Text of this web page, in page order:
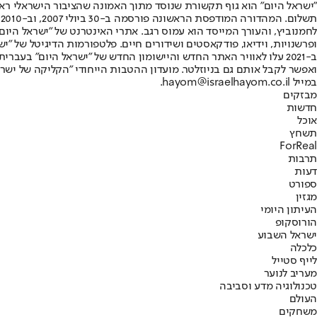
"ישראל היום" הוא גוף תקשורת שנוסד מתוך האמונה שהציבור הישראלי
ופרשנויות, וידיאו, פודקאסטים ושידורים חיים. פלטפורמות הדיגיטל של
ב-2021 עלו לאוויר האתר החדש והיישומון החדש של "ישראל
ואפשר לקבל אותם גם בניוזלטר. מועדון ההטבות הייחודי "הקליקה של
במייל hayom@israelhayom.co.il.
מבזקים
חדשות
אוכל
תשחץ
ForReal
תרבות
דעות
ספורט
מגזין
העיתון היומי
הורוסקופ
ישראל השבוע
כלכלה
לייף סטייל
מעריב לנוער
טכנולוגיה מדע וסביבה
העולם
משחקים